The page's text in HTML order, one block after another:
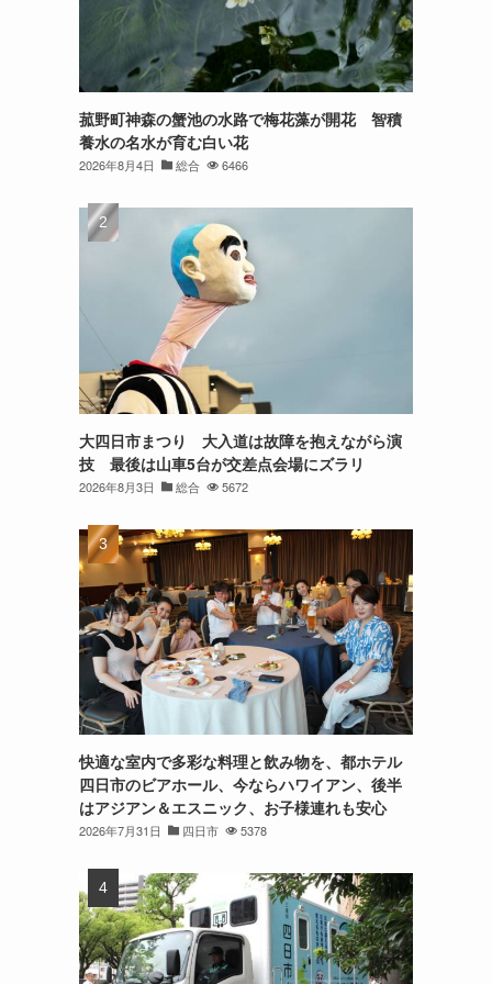
菰野町神森の蟹池の水路で梅花藻が開花 智積
養水の名水が育む白い花
2026年8月4日 総合 6466
大四日市まつり 大入道は故障を抱えながら演
技 最後は山車5台が交差点会場にズラリ
2026年8月3日 総合 5672
快適な室内で多彩な料理と飲み物を、都ホテル
四日市のビアホール、今ならハワイアン、後半
はアジアン＆エスニック、お子様連れも安心
2026年7月31日 四日市 5378